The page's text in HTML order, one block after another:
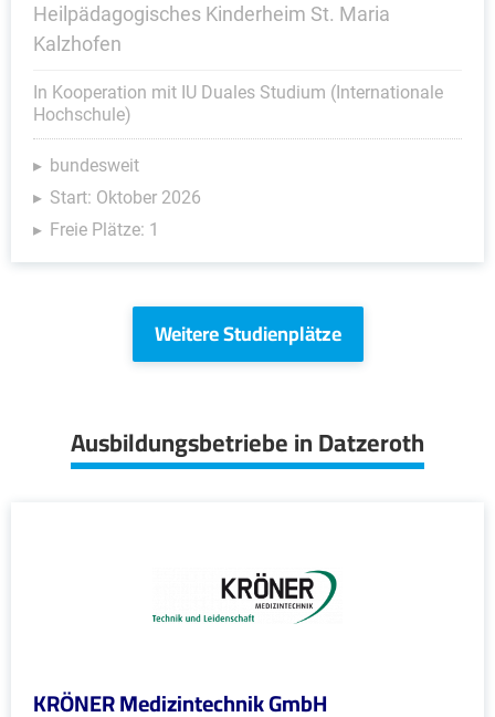
Heilpädagogisches Kinderheim St. Maria
Kalzhofen
In Kooperation mit IU Duales Studium (Internationale
Hochschule)
bundesweit
Start: Oktober 2026
Freie Plätze: 1
Weitere Studienplätze
Ausbildungsbetriebe in Datzeroth
KRÖNER Medizintechnik GmbH